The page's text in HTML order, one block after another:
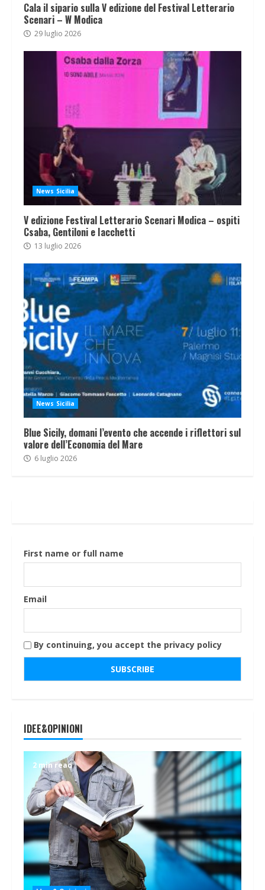
Cala il sipario sulla V edizione del Festival Letterario
Scenari – W Modica
29 luglio 2026
News Sicilia
V edizione Festival Letterario Scenari Modica – ospiti
Csaba, Gentiloni e Iacchetti
13 luglio 2026
News Sicilia
Blue Sicily, domani l’evento che accende i riflettori sul
valore dell’Economia del Mare
6 luglio 2026
First name or full name
Email
By continuing, you accept the privacy policy
IDEE&OPINIONI
2 min read